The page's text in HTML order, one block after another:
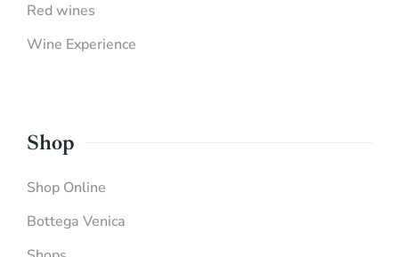
Red wines
Wine Experience
Shop
Shop Online
Bottega Venica